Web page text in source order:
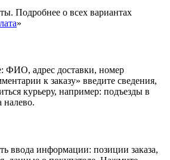
Подробнее о всех вариантах
»
ФИО, адрес доставки, номер
к заказу» введите сведения,
курьеру, например: подъезды в
налево.
ввода информации: позиции заказа,